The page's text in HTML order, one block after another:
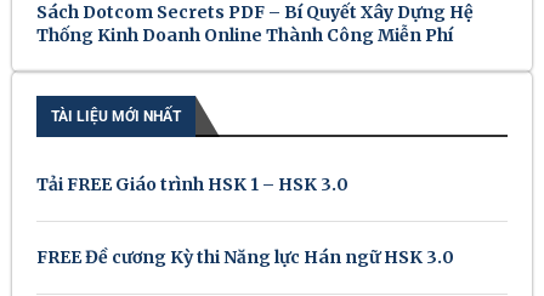
Sách Dotcom Secrets PDF – Bí Quyết Xây Dựng Hệ
Thống Kinh Doanh Online Thành Công Miễn Phí
TÀI LIỆU MỚI NHẤT
Tải FREE Giáo trình HSK 1 – HSK 3.0
FREE Đề cương Kỳ thi Năng lực Hán ngữ HSK 3.0